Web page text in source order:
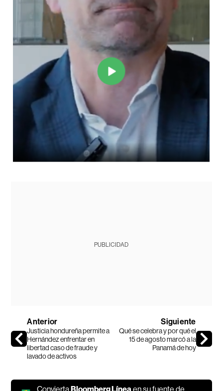
PUBLICIDAD
Anterior
Justicia hondureña permite a
Hernández enfrentar en
libertad caso de fraude y
lavado de activos
Siguiente
Qué se celebra y por qué el
15 de agosto marcó a la
Panamá de hoy